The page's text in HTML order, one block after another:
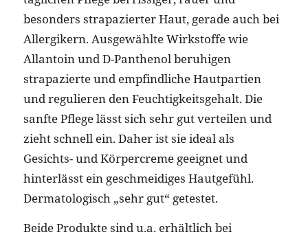
besonders strapazierter Haut, gerade auch bei
Allergikern. Ausgewählte Wirkstoffe wie
Allantoin und D-Panthenol beruhigen
strapazierte und empfindliche Hautpartien
und regulieren den Feuchtigkeitsgehalt. Die
sanfte Pflege lässt sich sehr gut verteilen und
zieht schnell ein. Daher ist sie ideal als
Gesichts- und Körpercreme geeignet und
hinterlässt ein geschmeidiges Hautgefühl.
Dermatologisch „sehr gut“ getestet.
Beide Produkte sind u.a. erhältlich bei